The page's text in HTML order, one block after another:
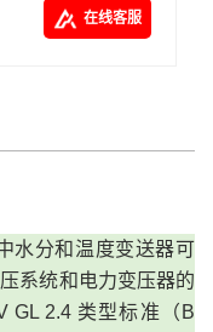
在线客服
水分和温度变送器可
系统和电力变压器的
GL 2.4 类型标准（B